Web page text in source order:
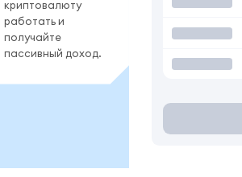
криптовалюту
работать и
получайте
пассивный доход.